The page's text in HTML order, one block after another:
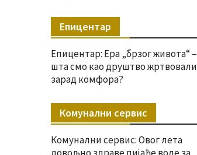
Епицентар
Епицентар: Ера „брзог живота“ –
шта смо као друштво жртвовали
зарад комфора?
Комунални сервис
Комунални сервис: Овог лета